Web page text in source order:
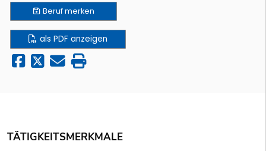
Berufmerken
als PDF anzeigen
TÄTIGKEITSMERKMALE